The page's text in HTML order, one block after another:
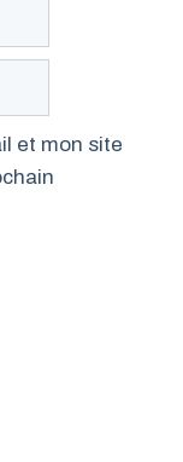
et mon site